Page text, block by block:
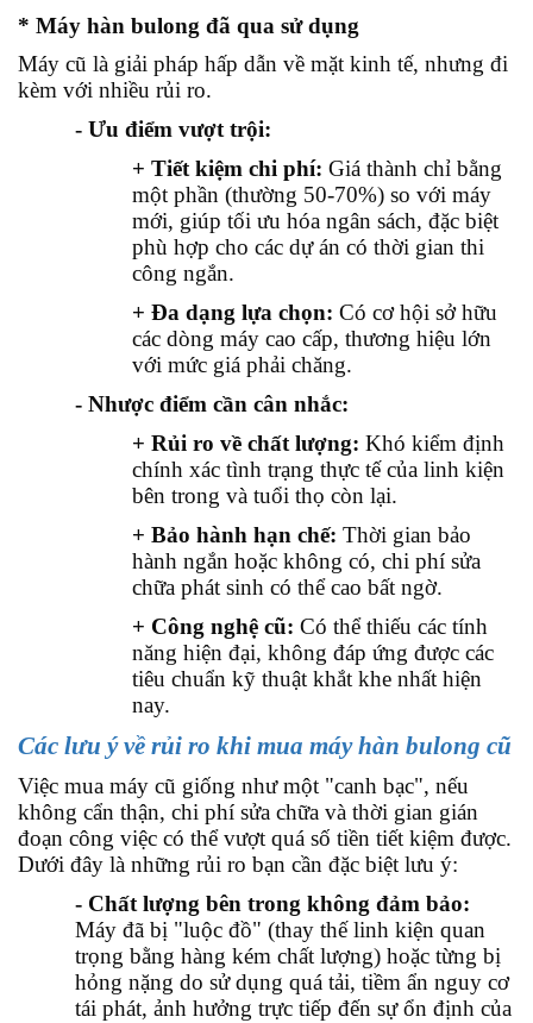
* Máy hàn bulong đã qua sử dụng
Máy cũ là giải pháp hấp dẫn về mặt kinh tế, nhưng đi
kèm với nhiều rủi ro.
- Ưu điểm vượt trội:
+ Tiết kiệm chi phí: Giá thành chỉ bằng
một phần (thường 50-70%) so với máy
mới, giúp tối ưu hóa ngân sách, đặc biệt
phù hợp cho các dự án có thời gian thi
công ngắn.
+ Đa dạng lựa chọn: Có cơ hội sở hữu
các dòng máy cao cấp, thương hiệu lớn
với mức giá phải chăng.
- Nhược điểm cần cân nhắc:
+ Rủi ro về chất lượng: Khó kiểm định
chính xác tình trạng thực tế của linh kiện
bên trong và tuổi thọ còn lại.
+ Bảo hành hạn chế: Thời gian bảo
hành ngắn hoặc không có, chi phí sửa
chữa phát sinh có thể cao bất ngờ.
+ Công nghệ cũ: Có thể thiếu các tính
năng hiện đại, không đáp ứng được các
tiêu chuẩn kỹ thuật khắt khe nhất hiện
nay.
Các lưu ý về rủi ro khi mua máy hàn bulong cũ
Việc mua máy cũ giống như một "canh bạc", nếu
không cẩn thận, chi phí sửa chữa và thời gian gián
đoạn công việc có thể vượt quá số tiền tiết kiệm được.
Dưới đây là những rủi ro bạn cần đặc biệt lưu ý:
- Chất lượng bên trong không đảm bảo:
Máy đã bị "luộc đồ" (thay thế linh kiện quan
trọng bằng hàng kém chất lượng) hoặc từng bị
hỏng nặng do sử dụng quá tải, tiềm ẩn nguy cơ
tái phát, ảnh hưởng trực tiếp đến sự ổn định của